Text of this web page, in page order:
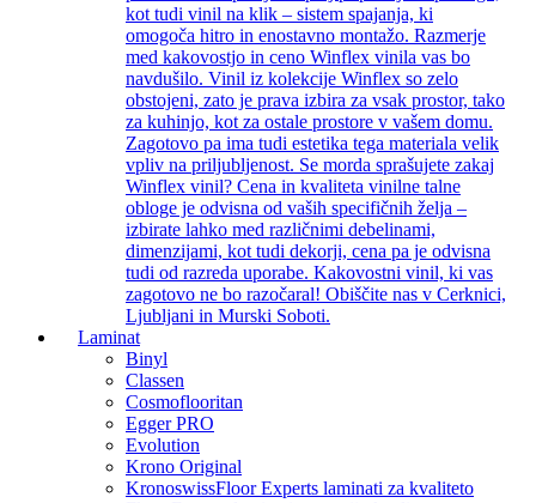
kot tudi vinil na klik – sistem spajanja, ki
omogoča hitro in enostavno montažo. Razmerje
med kakovostjo in ceno Winflex vinila vas bo
navdušilo. Vinil iz kolekcije Winflex so zelo
obstojeni, zato je prava izbira za vsak prostor, tako
za kuhinjo, kot za ostale prostore v vašem domu.
Zagotovo pa ima tudi estetika tega materiala velik
vpliv na priljubljenost. Se morda sprašujete zakaj
Winflex vinil? Cena in kvaliteta vinilne talne
obloge je odvisna od vaših specifičnih želja –
izbirate lahko med različnimi debelinami,
dimenzijami, kot tudi dekorji, cena pa je odvisna
tudi od razreda uporabe. Kakovostni vinil, ki vas
zagotovo ne bo razočaral! Obiščite nas v Cerknici,
Ljubljani in Murski Soboti.
Laminat
Binyl
Classen
Cosmoflooritan
Egger PRO
Evolution
Krono Original
KronoswissFloor Experts laminati za kvaliteto